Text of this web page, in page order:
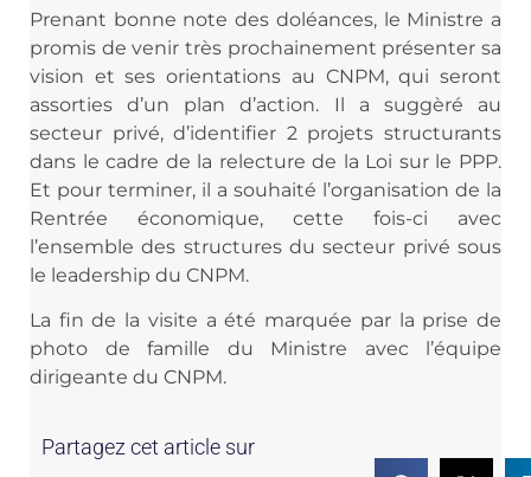
Prenant bonne note des doléances, le Ministre a
promis de venir très prochainement présenter sa
vision et ses orientations au CNPM, qui seront
assorties d’un plan d’action. Il a suggèré au
secteur privé, d’identifier 2 projets structurants
dans le cadre de la relecture de la Loi sur le PPP.
Et pour terminer, il a souhaité l’organisation de la
Rentrée économique, cette fois-ci avec
l’ensemble des structures du secteur privé sous
le leadership du CNPM.
La fin de la visite a été marquée par la prise de
photo de famille du Ministre avec l’équipe
dirigeante du CNPM.
Partagez cet article sur